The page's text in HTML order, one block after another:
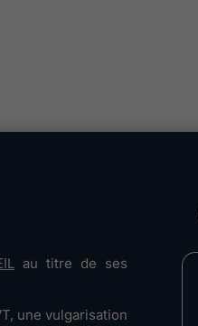
au titre de ses
une vulgarisation